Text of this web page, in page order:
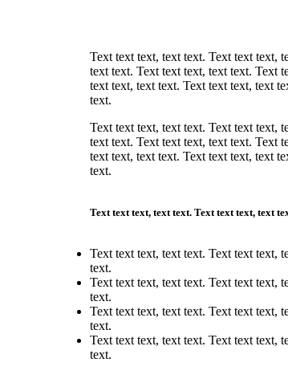
Text text text, text text. Text text text,
text text. Text text text, text text. Text
text text, text text. Text text text, text
text.
Text text text, text text. Text text text,
text text. Text text text, text text. Text
text text, text text. Text text text, text
text.
Text text text, text text. Text text text, text
Text text text, text text. Text text text,
text.
Text text text, text text. Text text text,
text.
Text text text, text text. Text text text,
text.
Text text text, text text. Text text text,
text.